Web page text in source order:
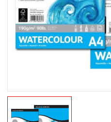
Coffrets & cadeaux
Encadrement
mail Contact / Aide